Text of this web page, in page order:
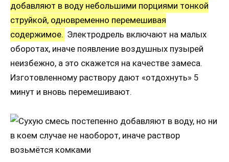
добавляют в воду небольшими порциями тонкой
струйкой, одновременно перемешивая
содержимое. Электродрель включают на малых
оборотах, иначе появление воздушных пузырей
неизбежно, а это скажется на качестве замеса.
Изготовленному раствору дают «отдохнуть» 5
минут и вновь перемешивают.